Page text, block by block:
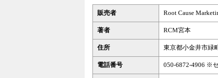
販売者 Root Cause
著者 RCM宮本
住所 東京都小金井市緑
電話番号 050-6872-4906 ※